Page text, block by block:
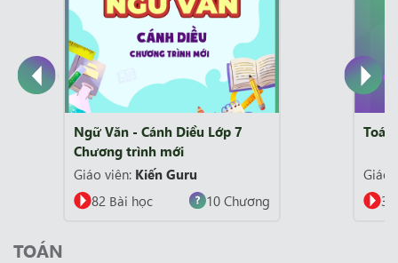
Toán Lớp 7
Giáo viên:Nguyễn Thị Hiền
36 Bài học
2 Chương
TOÁN